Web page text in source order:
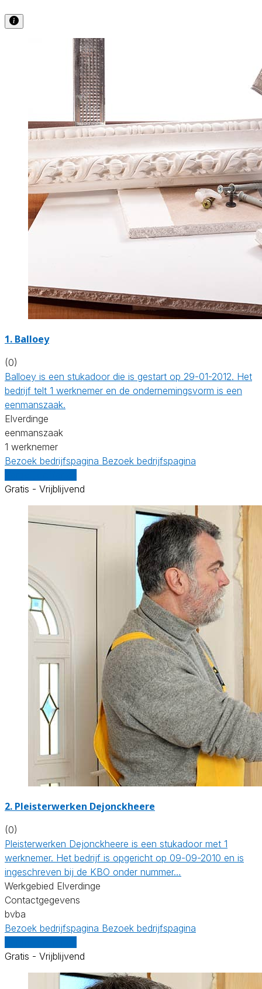
1. Balloey
(0)
Balloey is een stukadoor die is gestart op 29-01-2012. Het
bedrijf telt 1 werknemer en de ondernemingsvorm is een
eenmanszaak.
Elverdinge
eenmanszaak
1 werknemer
Bezoek bedrijfspagina Bezoek bedrijfspagina
Gratis - Vrijblijvend
2. Pleisterwerken Dejonckheere
(0)
Pleisterwerken Dejonckheere is een stukadoor met 1
werknemer. Het bedrijf is opgericht op 09-09-2010 en is
ingeschreven bij de KBO onder nummer…
Werkgebied Elverdinge
Contactgegevens
bvba
Bezoek bedrijfspagina Bezoek bedrijfspagina
Gratis - Vrijblijvend